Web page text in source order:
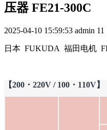
压器 FE21-300C
2025-04-10 15:59:53 admin 11
日本 FUKUDA 福田电机
【200・220V / 100・110V】